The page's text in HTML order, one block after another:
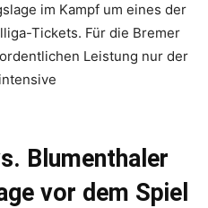
im Kampf um eines der
Tickets. Für die Bremer
Leistung nur der
Blumenthaler
vor dem Spiel